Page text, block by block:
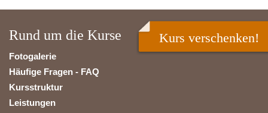
Rund um die Kurse
Fotogalerie
Häufige Fragen - FAQ
Kursstruktur
Leistungen
Kurs verschenken!